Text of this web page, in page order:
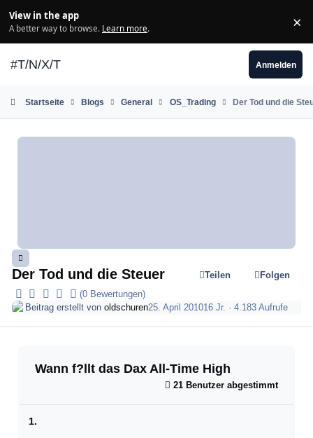
View in the app
A better way to browse. Learn more. ×
#T/N/X/T Anmelden
Startseite Blogs General OS_Trading Der Tod und die
Der Tod und die Steuer
(0 Bewertungen)
Teilen Folgen
Beitrag erstellt vonoldschuren25. April 201016 Jr. · 4.183 Aufrufe
Wann f?llt das Dax All-Time High
21 Benutzer abgestimmt
1.